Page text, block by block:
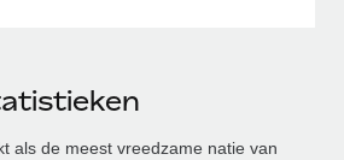
als de meest vreedzame natie van